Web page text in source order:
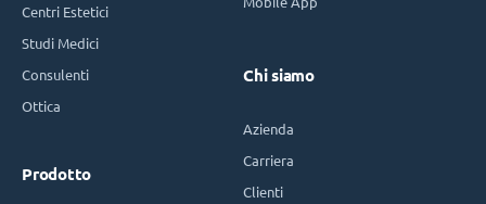
Centri Estetici
Studi Medici
Consulenti
Ottica
Prodotto
Chi siamo
Azienda
Carriera
Clienti